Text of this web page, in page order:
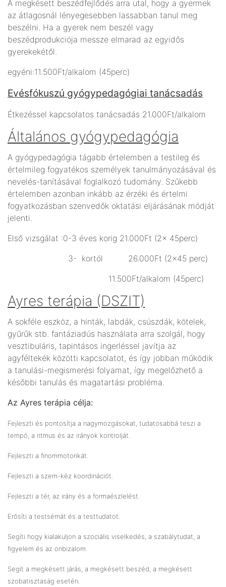
A megkésett beszédfejlődés arra utal, hogy a gyermek
az átlagosnál lényegesebben lassabban tanul meg
beszélni. Ha a gyerek nem beszél vagy
beszédprodukciója messze elmarad az egyidős
gyerekekétől.
egyéni:11.500Ft/alkalom (45perc)
Evésfókuszú gyógypedagógiai tanácsadás
Étkezéssel kapcsolatos tanácsadás 21.000Ft/alkalom
Általános gyógypedagógia
A gyógypedagógia tágabb értelemben a testileg és
értelmileg fogyatékos személyek tanulmányozásával és
nevelés-tanításával foglalkozó tudomány. Szűkebb
értelemben azonban inkább az érzéki és értelmi
fogyatkozásban szenvedők oktatási eljárásának módját
jelenti.
Első vizsgálat :0-3 éves korig 21.000Ft (2x 45perc)
3- kortól 26.000Ft (2x45 perc)
11.500Ft/alkalom (45perc)
Ayres terápia (DSZIT)
A sokféle eszköz, a hinták, labdák, csúszdák, kötelek,
gyűrűk stb. fantáziadús használata arra szolgál, hogy
vesztibuláris, tapintásos ingerléssel javítja az
agyféltekék közötti kapcsolatot, és így jobban működik
a tanulási-megismerési folyamat, így megelőzhető a
későbbi tanulás és magatartási probléma.
Az Ayres terápia célja:
Fejleszti és pontosítja a nagymozgásokat, tudatosabbá teszi a
tempó, a ritmus és az irányok kontrolját.
Fejleszti a finommotorikát.
Fejleszti a szem-kéz koordinációt.
Fejleszti a tér, az irány és a formaészlelést.
Erősíti a testsémát és a testtudatot.
Segíti hogy kialakuljon a szociális viselkedés, a szabálytudat, a
figyelem és az önbizalom.
Segít a megkésett járás, a megkésett beszéd, a megkésett
szobatisztaság esetén.